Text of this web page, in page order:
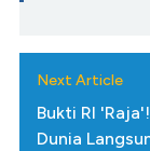
Next Article
Bukti RI
Dunia